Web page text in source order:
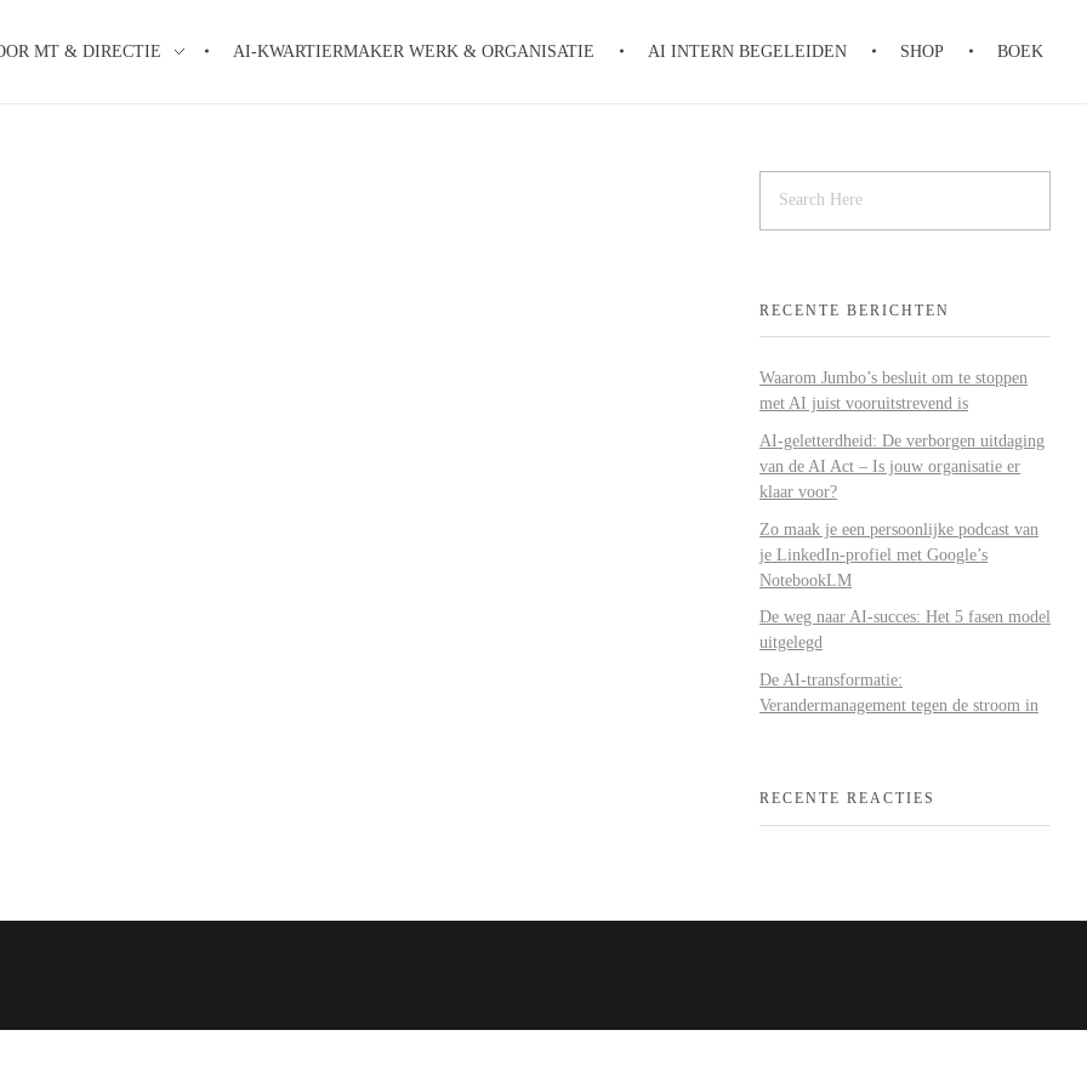
MT & DIRECTIE AI-KWARTIERMAKER WERK & ORGANISATIE AI INTERN BEGELEIDEN SHOP BOEK
RECENTE BERICHTEN
Waarom Jumbo’s besluit om te stoppen
met AI juist vooruitstrevend is
AI-geletterdheid: De verborgen uitdaging
van de AI Act – Is jouw organisatie er
klaar voor?
Zo maak je een persoonlijke podcast van
je LinkedIn-profiel met Google’s
NotebookLM
De weg naar AI-succes: Het 5 fasen model
uitgelegd
De AI-transformatie:
Verandermanagement tegen de stroom in
RECENTE REACTIES